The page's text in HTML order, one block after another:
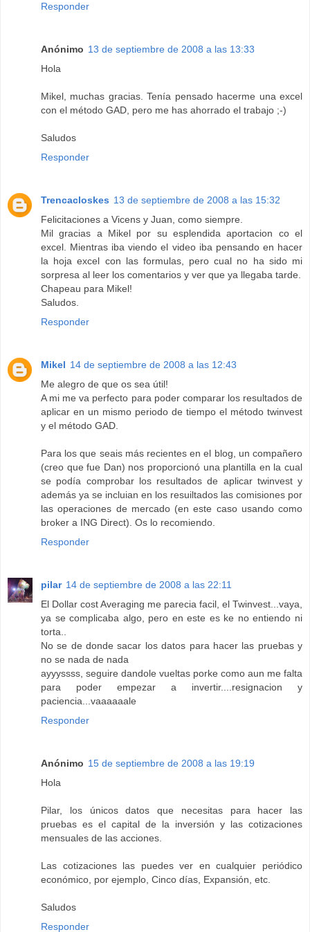
Responder
Anónimo 13 de septiembre de 2008 a las 13:33
Hola
Mikel, muchas gracias. Tenía pensado hacerme una excel
con el método GAD, pero me has ahorrado el trabajo ;-)
Saludos
Responder
Trencacloskes 13 de septiembre de 2008 a las 15:32
Felicitaciones a Vicens y Juan, como siempre.
Mil gracias a Mikel por su esplendida aportacion co el
excel. Mientras iba viendo el video iba pensando en hacer
la hoja excel con las formulas, pero cual no ha sido mi
sorpresa al leer los comentarios y ver que ya llegaba tarde.
Chapeau para Mikel!
Saludos.
Responder
Mikel 14 de septiembre de 2008 a las 12:43
Me alegro de que os sea útil!
A mi me va perfecto para poder comparar los resultados de
aplicar en un mismo periodo de tiempo el método twinvest
y el método GAD.
Para los que seais más recientes en el blog, un compañero
(creo que fue Dan) nos proporcionó una plantilla en la cual
se podía comprobar los resultados de aplicar twinvest y
además ya se incluian en los resuiltados las comisiones por
las operaciones de mercado (en este caso usando como
broker a ING Direct). Os lo recomiendo.
Responder
pilar 14 de septiembre de 2008 a las 22:11
El Dollar cost Averaging me parecia facil, el Twinvest...vaya,
ya se complicaba algo, pero en este es ke no entiendo ni
torta..
No se de donde sacar los datos para hacer las pruebas y
no se nada de nada
ayyyssss, seguire dandole vueltas porke como aun me falta
para poder empezar a invertir....resignacion y
paciencia...vaaaaaale
Responder
Anónimo 15 de septiembre de 2008 a las 19:19
Hola
Pilar, los únicos datos que necesitas para hacer las
pruebas es el capital de la inversión y las cotizaciones
mensuales de las acciones.
Las cotizaciones las puedes ver en cualquier periódico
económico, por ejemplo, Cinco días, Expansión, etc.
Saludos
Responder